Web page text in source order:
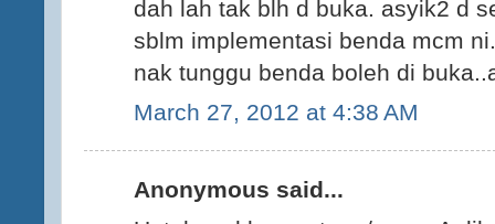
dah lah tak blh d buka. asyik2 d
sblm implementasi benda mcm
nak tunggu benda boleh di
March 27, 2012 at 4:38 AM
Anonymous said...